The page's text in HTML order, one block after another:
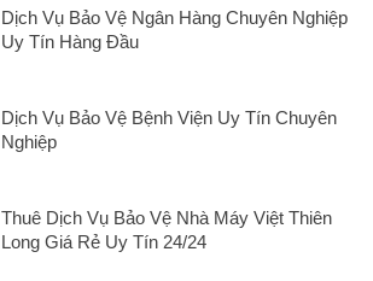
Dịch Vụ Bảo Vệ Ngân Hàng Chuyên Nghiệp
Uy Tín Hàng Đầu
Dịch Vụ Bảo Vệ Bệnh Viện Uy Tín Chuyên
Nghiệp
Thuê Dịch Vụ Bảo Vệ Nhà Máy Việt Thiên
Long Giá Rẻ Uy Tín 24/24